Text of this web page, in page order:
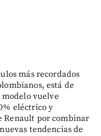
más recordados
está de
vuelve
eléctrico y
Renault por combinar
tendencias de